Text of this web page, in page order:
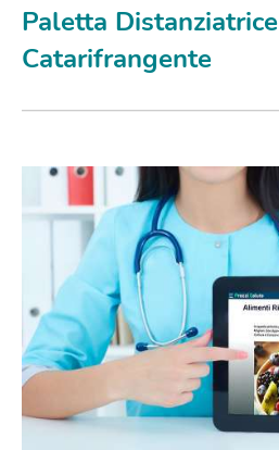
Paletta Distanziatrice
Catarifrangente